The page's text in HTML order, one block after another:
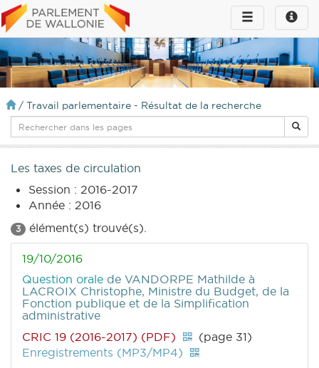
Toggle
infos
Toggle
navigation
/ Travail parlementaire - Résultat de la recherche
Les taxes de circulation
Session : 2016-2017
Année : 2016
3 élément(s) trouvé(s).
19/10/2016
Question orale de VANDORPE Mathilde à
LACROIX Christophe, Ministre du Budget, de la
Fonction publique et de la Simplification
administrative
CRIC 19 (2016-2017) (PDF)
(page 31)
Enregistrements (MP3/MP4)